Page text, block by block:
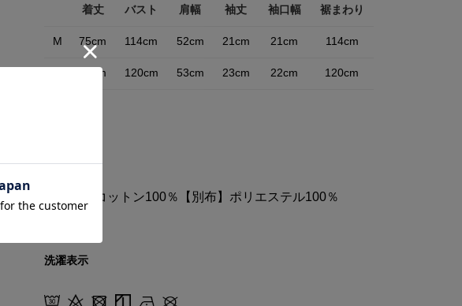
着丈 バスト 肩幅 袖丈 袖口幅 裾まわり
M 75cm 114cm 52cm 21cm 21cm 114cm
77cm 120cm 53cm 23cm 22cm 120cm
【本体】コットン100％【別布】ポリエステル100％
洗濯表示